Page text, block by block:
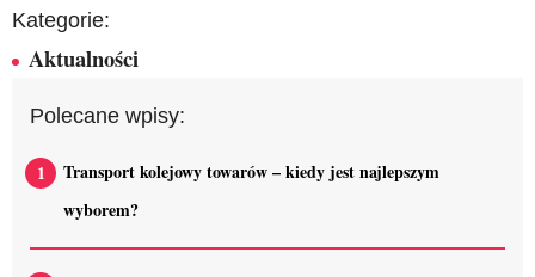
Kategorie:
Aktualności
Polecane wpisy:
Transport kolejowy towarów – kiedy jest najlepszym
wyborem?